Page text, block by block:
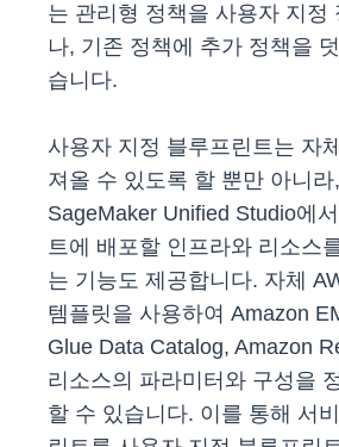
는 관리형 정책을 사용자 지정
나, 기존 정책에 추가 정책을
습니다.
사용자 지정 블루프린트는 자
져올 수 있도록 할 뿐만 아니
SageMaker Unified Studio에
트에 배포할 인프라와 리소스
는 기능도 제공합니다. 자체
템플릿을 사용하여 Amazon
Glue Data Catalog, Amazon
리소스의 파라미터와 구성을
할 수 있습니다. 이를 통해 서